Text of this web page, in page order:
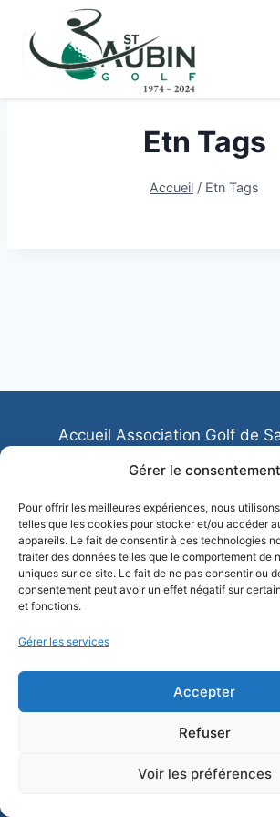
Gérer le consentement
Pour offrir les meilleures expériences, nous
telles que les cookies pour stocker et/ou accéder
appareils. Le fait de consentir à ces technologies
traiter des données telles que le comportement de
uniques sur ce site. Le fait de ne pas consentir ou
consentement peut avoir un effet négatif sur
et fonctions.
Gérer les services
Accepter
Refuser
Voir les préférences
contenu
Etn Tags
Accueil / Etn Tags
Accueil Association Golf de
Association Sportive de
Contactez-nous
Ecole
Les equipes de Saint-
Mentions légales
Politique de
© 2026 AS Golf Saint Aubin